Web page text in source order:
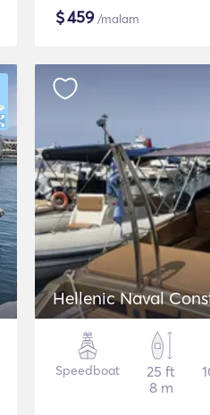
$459/malam
Hellenic Naval
Speedboat
25 ft
8 m